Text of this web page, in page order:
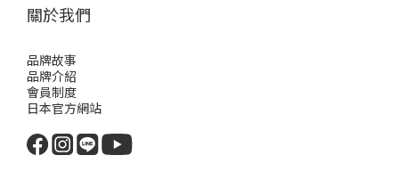
關於我們
品牌故事
品牌介紹
會員制度
日本官方網站